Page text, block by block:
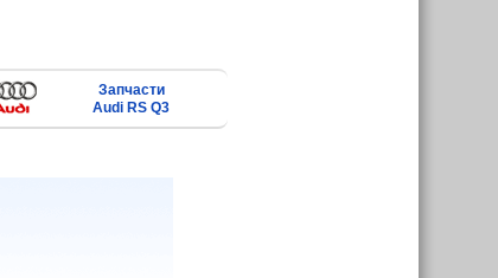
Запчасти
Audi RS Q3